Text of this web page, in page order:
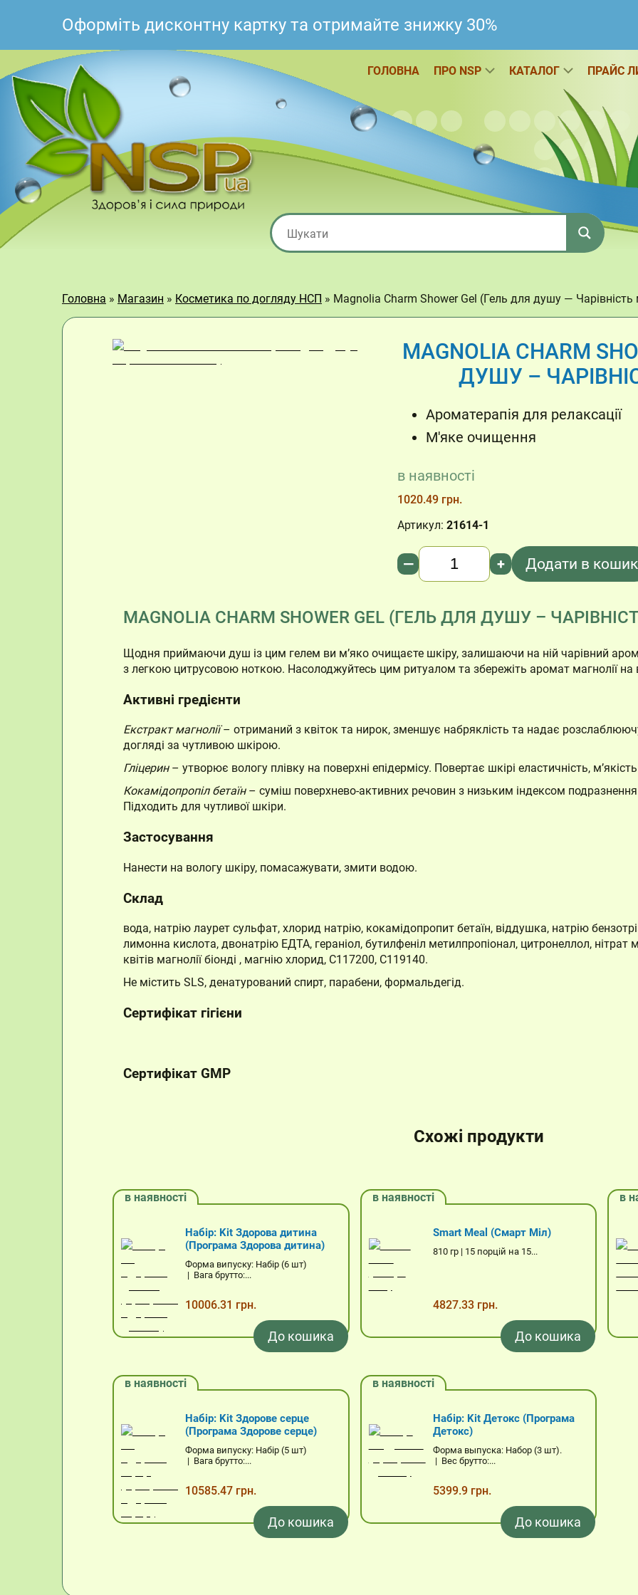
ГОЛОВНА ПРО NSP КАТАЛОГ ПРАЙС
Оформіть дисконтну картку та отримайте знижку 30%
Головна » Магазин » Косметика по догляду НСП » Magnolia Charm Shower Gel (Гель для душу — Чарівність
MAGNOLIA CHARM
ДУШУ –
Ароматерапія для релаксації
М'яке очищення
в наявності
1020.49 грн.
Артикул: 21614-1
Кількість
— + Додати в кошик
MAGNOLIA CHARM SHOWER GEL (ГЕЛЬ ДЛЯ ДУШУ –
Щодня приймаючи душ із цим гелем ви м’яко очищаєте шкіру, залишаючи на ній чарівний
з легкою цитрусовою ноткою. Насолоджуйтесь цим ритуалом та збережіть аромат магнолії на
Активні гредієнти
Екстракт магнолії– отриманий з квіток та нирок, зменшує набряклість та надає
догляді за чутливою шкірою.
Гліцерин– утворює вологу плівку на поверхні епідермісу. Повертає шкірі еластичність,
Кокамідопропіл бетаїн– суміш поверхнево-активних речовин з низьким індексом
Підходить для чутливої шкіри.
Застосування
Нанести на вологу шкіру, помасажувати, змити водою.
Склад
вода, натрію лаурет сульфат, хлорид натрію, кокамідопропит бетаїн, віддушка, натрію
лимонна кислота, двонатрію ЕДТА, гераніол, бутилфеніл метилпропіонал, цитронеллол, нітрат
квітів магнолії біонді , магнію хлорид, C117200, C119140.
Не містить SLS, денатурований спирт, парабени, формальдегід.
Сертифікат гігієни
Сертифікат GMP
Схожі продукти
в наявності
Набір: Kit Здорова дитина
(Програма Здорова дитина)
Форма випуску: Набір (6 шт)
| Вага брутто:...
10006.31 грн.
До кошика
в наявності
Smart Meal (Смарт Міл)
810 гр | 15 порцій на 15...
4827.33 грн.
До кошика
в
в наявності
Набір: Kit Здорове серце
(Програма Здорове серце)
Форма випуску: Набір (5 шт)
| Вага брутто:...
10585.47 грн.
До кошика
в наявності
Набір: Kit Детокс (Програма
Детокс)
Форма выпуска: Набор (3 шт).
| Вес брутто:...
5399.9 грн.
До кошика
Кошик